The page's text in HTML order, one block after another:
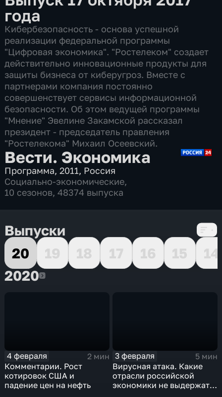
года
Кибербезопасность - основа успешной
реализации федеральной программы
"Цифровая экономика". "Ростелеком" создает
действительно инновационные продукты для
защиты бизнеса от киберугроз. Вместе с
партнерами компания постоянно
совершенствует сервисы информационной
безопасности. Об этом ведущей программы
"Мнение" Эвелине Закамской рассказал
президент - председатель правления
"Ростелекома" Михаил Осеевский.
Вести. Экономика
Программа,2011, Россия
Социально-экономические,
10 сезонов, 48374 выпуска
Выпуски
20
19 18 17 16 15
14
20202020
4 февраля
2 мин
Комментарии. Рост
котировок США и
падение цен на нефть
3 февраля
5 мин
Вирусная атака. Какие
отрасли российской
экономики не выдержат